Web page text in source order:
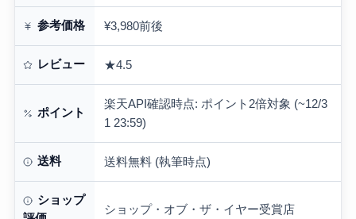
参考価格 ¥3,980前後
レビュー ★4.5
ポイント
楽天API確認時点: ポイント2倍対象 (~12/3
1 23:59)
送料 送料無料 (執筆時点)
ショップ
ショップ・オブ・ザ・イヤー受賞店